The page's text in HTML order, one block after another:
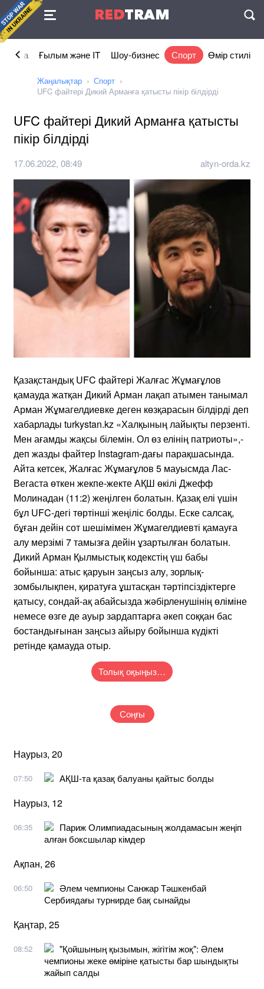
REDTRAM
Келісімі
Ғылым және IT Шоу-бизнес Спорт Өмір стилі
Жаңалықтар
Спорт
UFC файтері Дикий Арманға қатысты пікір білдірді
UFC файтері Дикий Арманға қатысты
пікір білдірді
17.06.2022, 08:49 altyn-orda.kz
Қазақстандық UFC файтері Жалғас Жұмағұлов
қамауда жатқан Дикий Арман лақап атымен танымал
Арман Жұмагелдиевке деген көзқарасын білдірді деп
хабарлады turkystan.kz «Халқының лайықты перзенті.
Мен ағамды жақсы білемін. Ол өз елінің патриоты»,-
деп жазды файтер Instagram-дағы парақшасында.
Айта кетсек, Жалғас Жұмағұлов 5 мауысмда Лас-
Вегаста өткен жекпе-жекте АҚШ өкілі Джефф
Молинадан (11:2) жеңілген болатын. Қазақ елі үшін
бұл UFC-дегі төртінші жеңіліс болды. Еске салсақ,
бұған дейін сот шешімімен Жұмагелдиевті қамауға
алу мерзімі 7 тамызға дейін ұзартылған болатын.
Дикий Арман Қылмыстық кодекстің үш бабы
бойынша: атыс қаруын заңсыз алу, зорлық-
зомбылықпен, қиратуға ұштасқан тәртіпсіздіктерге
қатысу, сондай-ақ абайсызда жәбірленушінің өліміне
немесе өзге де ауыр зардаптарға әкеп соққан бас
бостандығынан заңсыз айыру бойынша күдікті
ретінде қамауда отыр.
Толық оқыңыз…
Соңғы
Наурыз, 20
07:50 АҚШ-та қазақ балуаны қайтыс болды
Наурыз, 12
06:35
Париж Олимпиадасының жолдамасын жеңіп
алған боксшылар кімдер
Ақпан, 26
06:50
Әлем чемпионы Санжар Тәшкенбай
Сербиядағы турнирде бақ сынайды
Қаңтар, 25
08:52
"Қойшының қызымын, жігітім жоқ": Әлем
чемпионы жеке өміріне қатысты бар шындықты
жайып салды